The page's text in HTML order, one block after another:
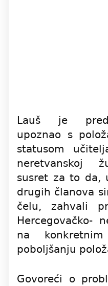
Lauš je
upoznao s
statusom
neretvanskoj
susret za to da,
drugih članova
čelu, zahvali
Hercegovačko-
na
poboljšanju
Govoreći o